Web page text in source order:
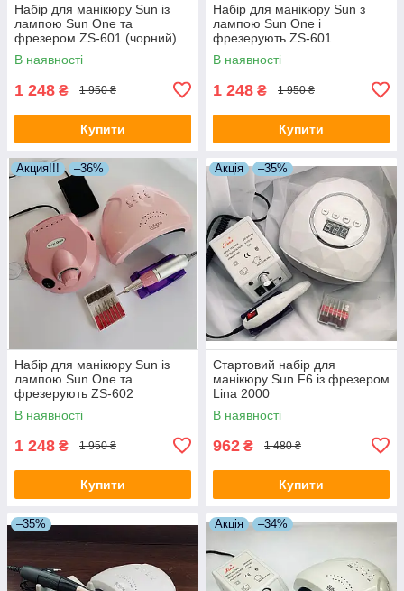
Набір для манікюру Sun із
лампою Sun One та
фрезером ZS-601 (чорний)
В наявності
1 248 ₴ 1 950 ₴
Купити
Набір для манікюру Sun з
лампою Sun One і
фрезерують ZS-601
(червоний)
В наявності
1 248 ₴ 1 950 ₴
Купити
Акция!!! –36%
Набір для манікюру Sun із
лампою Sun One та
фрезерують ZS-602
В наявності
1 248 ₴ 1 950 ₴
Купити
Акція –35%
Стартовий набір для
манікюру Sun F6 із фрезером
Lina 2000
В наявності
962 ₴ 1 480 ₴
Купити
–35% Акція –34%